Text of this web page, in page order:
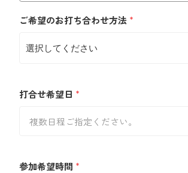
ご希望のお打ち合わせ方法 *
打合せ希望日 *
参加希望時間 *